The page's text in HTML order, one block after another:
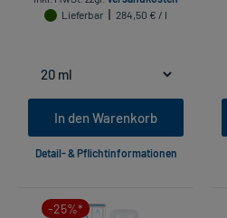
Lieferbar
284,50 € / l
In den Warenkorb
Detail- & Pflichtinformationen
-25%*